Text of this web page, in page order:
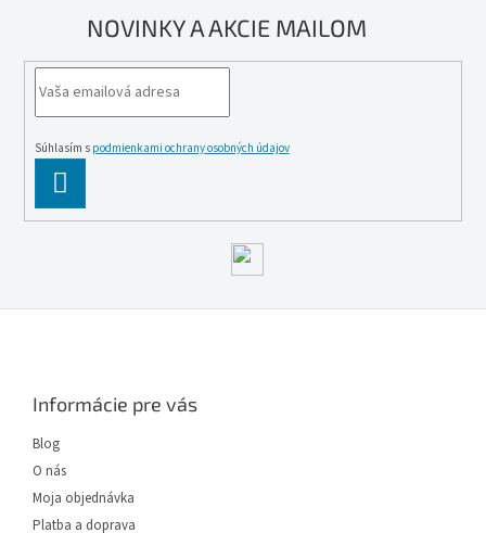
NOVINKY A AKCIE MAILOM
Súhlasím s podmienkami ochrany osobných údajov
SE
Informácie pre vás
Blog
O nás
Moja objednávka
Platba a doprava